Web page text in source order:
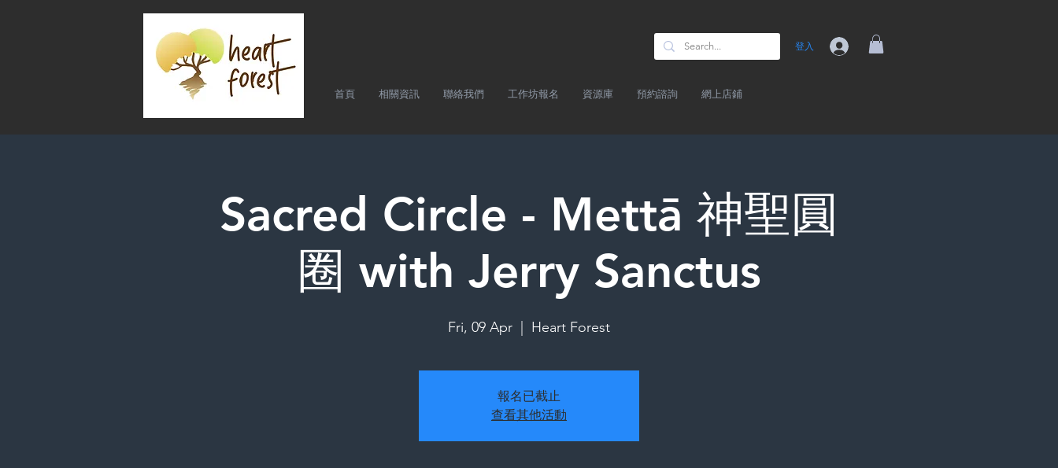
登入
首頁 相關資訊 聯絡我們 工作坊報名 資源庫 預約諮詢 網上店鋪
Sacred Circle - Mettā 神聖圓
圈 with Jerry Sanctus
Fri, 09 Apr Heart Forest
報名已截止
查看其他活動